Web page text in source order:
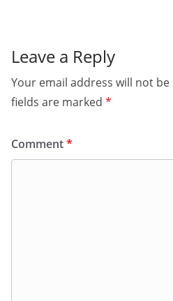
Leave a Reply
Your email address will not
fields are marked *
Comment*